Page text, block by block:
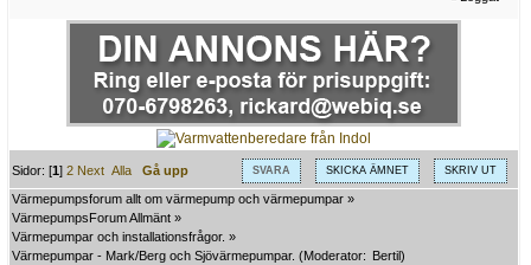
SVARA SKICKA ÄMNET SKRIV UT
Sidor: [1]2 Next Alla
Gå upp
Värmepumpsforum allt om värmepump och värmepumpar »
VärmepumpsForum Allmänt »
Värmepumpar och installationsfrågor. »
Värmepumpar - Mark/Berg och Sjövärmepumpar. (Moderator: Bertil)